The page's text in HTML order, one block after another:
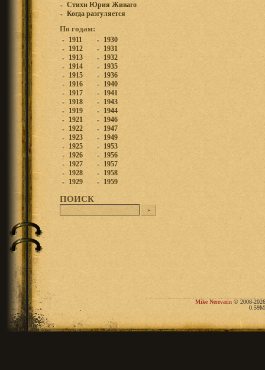
Стихи Юрия Живаго
Когда разгуляется
По годам:
1911
1912
1913
1914
1915
1916
1917
1918
1919
1921
1922
1923
1925
1926
1927
1928
1929
1930
1931
1932
1935
1936
1940
1941
1943
1944
1946
1947
1949
1953
1956
1957
1958
1959
ПОИСК
Mike Nerevarin © 2008-